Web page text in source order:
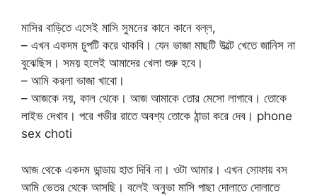
মাসির বাড়িতে এসেই মাসি সুমনের কানে কানে বল্ল,
– এখন একদম চুপটি করে থাকবি। যেন ভাজা মাছটি উল্টে খেতে জানিস না
বুঝেছিস। সময় হলেই আমাদের খেলা শুরু হবে।
– আমি করলা ভাজা খাবো।
– আজকে নয়, কাল থেকে। আজ আমাকে তোর মেসো লাগাবে। তোকে
লাইভ দেখাব। পরে গভীর রাতে অবশ্য তোকে ঠান্ডা করে দেব। phone
sex choti
আজ থেকে একদম ডান্ডায় হাত দিবি না। ওটা আমার। এখন সোফায় বস
আমি ভেতর থেকে আসছি। বলেই অনুভা মাসি পাছা দোলাতে দোলাতে